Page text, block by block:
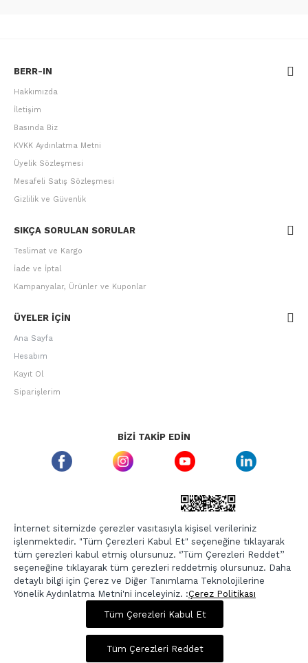
649,00 TL 2.595,00 TL
Sepette %20 İndirim
BERR-IN
Hakkımızda
İletişim
Basında Biz
KVKK Aydınlatma Metni
Üyelik Sözleşmesi
Mesafeli Satış Sözleşmesi
Gizlilik ve Güvenlik
SIKÇA SORULAN SORULAR
Teslimat ve Kargo
İade ve İptal
Kampanyalar, Ürünler ve Kuponlar
ÜYELER IÇIN
Ana Sayfa
Hesabım
Kayıt Ol
Siparişlerim
BIZI TAKIP EDIN
ETBIS GÜVEN DAMGASI
Copyright © 2026, Berr-In.com, Tüm Hakları Saklıdır.
Tüm Çerezleri Kabul Et
İnternet sitemizde çerezler vasıtasıyla kişisel verileriniz
işlenmektedir. "Tüm Çerezleri Kabul Et" seçeneğine tıklayarak
tüm çerezleri kabul etmiş olursunuz. ‘’Tüm Çerezleri Reddet’’
seçeneğine tıklayarak tüm çerezleri reddetmiş olursunuz. Daha
detaylı bilgi için Çerez ve Diğer Tanımlama Teknolojilerine
Yönelik Aydınlatma Metni'ni inceleyiniz. :Çerez Politikası
Tüm Çerezleri Reddet